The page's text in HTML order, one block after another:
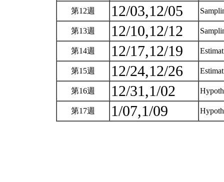
第12週 12/03,12/05
第13週 12/10,12/12
第14週 12/17,12/19
第15週 12/24,12/26
第16週 12/31,1/02
第17週 1/07,1/09